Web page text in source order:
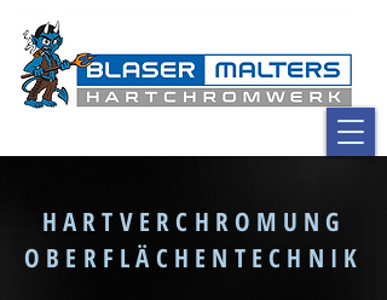
HARTVERCHROMUNG
OBERFLÄCHENTECHNIK